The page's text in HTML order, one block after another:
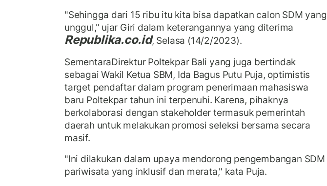
"Sehingga dari 15 ribu itu kita bisa dapatkan calon SDM yang
unggul," ujar Giri dalam keterangannya yang diterima
Republika.co.id, Selasa (14/2/2023).
SementaraDirektur Poltekpar Bali yang juga bertindak
sebagai Wakil Ketua SBM, Ida Bagus Putu Puja, optimistis
target pendaftar dalam program penerimaan mahasiswa
baru Poltekpar tahun ini terpenuhi. Karena, pihaknya
berkolaborasi dengan stakeholder termasuk pemerintah
daerah untuk melakukan promosi seleksi bersama secara
masif.
"Ini dilakukan dalam upaya mendorong pengembangan SDM
pariwisata yang inklusif dan merata," kata Puja.